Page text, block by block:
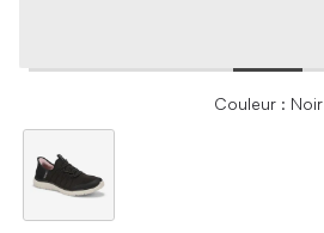
Couleur : Noir